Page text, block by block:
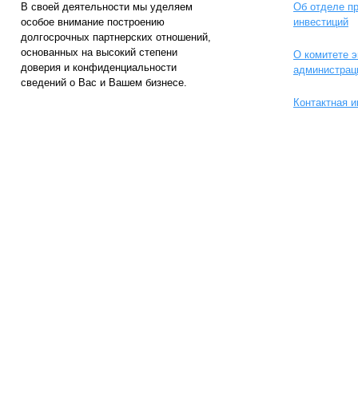
В своей деятельности мы уделяем
особое внимание построению
долгосрочных партнерских отношений,
основанных на высокий степени
доверия и конфиденциальности
сведений о Вас и Вашем бизнесе.
Об отделе
инвестиций
О комитете
Контактная